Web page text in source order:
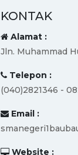
KONTAK
Alamat :
Jln. Muhammad
Telepon :
(040)2821346 -
Email :
Website :